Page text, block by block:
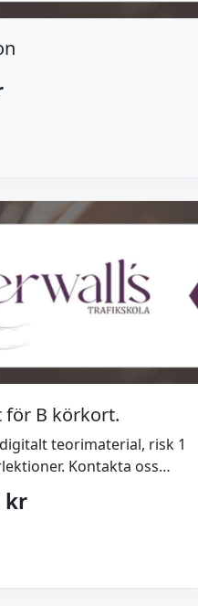
för B körkort.
teorimaterial, risk 1
Kontakta oss
funderingar: 0762 911
kr